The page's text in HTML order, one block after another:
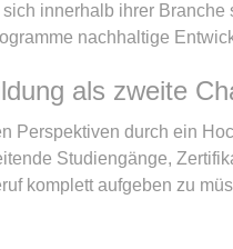
innerhalb ihrer
nachhaltige
als zweite
Perspektiven durch ein
Studiengänge,
komplett aufgeben zu